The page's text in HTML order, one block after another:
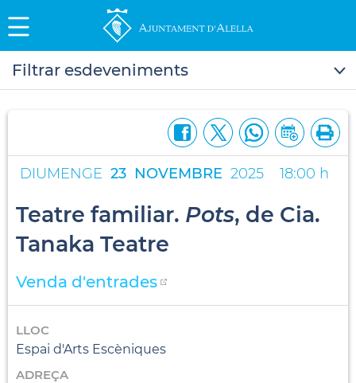
Filtrar esdeveniments
DIUMENGE 23 NOVEMBRE 2025 18:00 h
Teatre familiar. Pots, de Cia.
Tanaka Teatre
Venda d'entrades
LLOC
Espai d'Arts Escèniques
ADREÇA